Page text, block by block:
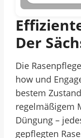
Der
Die
how und
bestem
regelmäßigem
Düngung –
gepflegten